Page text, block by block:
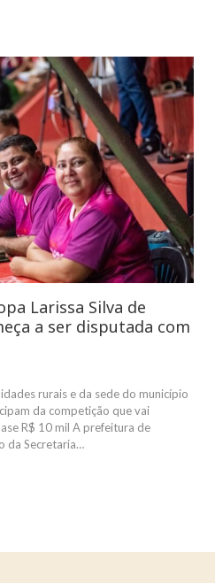
Larissa Silva de
a ser disputada com
rurais e da sede do município
da competição que vai
R$ 10 mil A prefeitura de
da Secretaria…